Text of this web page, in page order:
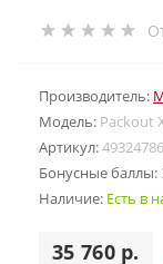
Производитель:
Модель: Packout
Артикул:
Бонусные баллы:
Наличие: Есть в
35 760 р.